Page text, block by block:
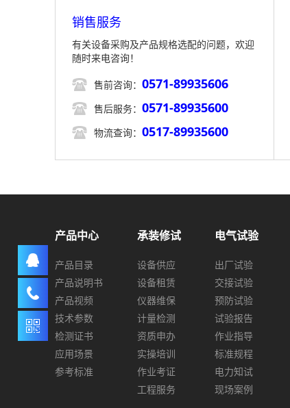
销售服务
有关设备采购及产品规格选配的问题，欢迎
随时来电咨询！
 售前咨询： 0571-89935606
 售后服务： 0571-89935600
 物流查询： 0517-89935600
产品中心
产品目录
产品说明书
产品视频
技术参数
检测证书
应用场景
参考标准
承装修试
设备供应
设备租赁
仪器维保
计量检测
资质申办
实操培训
作业考证
工程服务
电气试验
出厂试验
交接试验
预防试验
试验报告
作业指导
标准规程
电力知试
现场案例